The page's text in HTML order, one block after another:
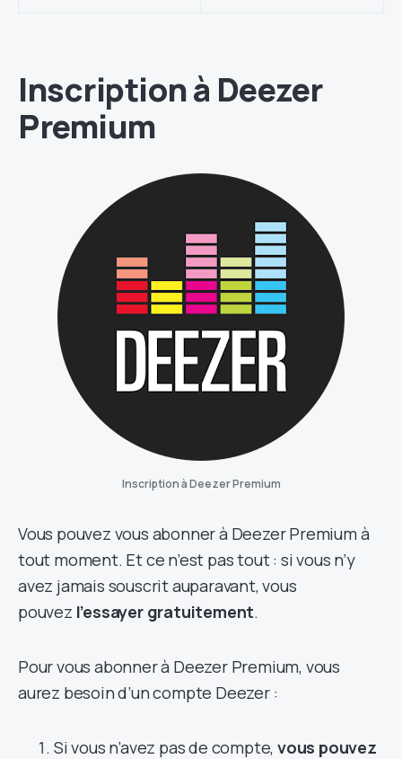
Inscription à Deezer
Premium
Inscription à Deezer Premium
Vous pouvez vous abonner à Deezer Premium à
tout moment. Et ce n’est pas tout : si vous n’y
avez jamais souscrit auparavant, vous
pouvez l’essayer gratuitement.
Pour vous abonner à Deezer Premium, vous
aurez besoin d’un compte Deezer :
Si vous n’avez pas de compte, vous pouvez